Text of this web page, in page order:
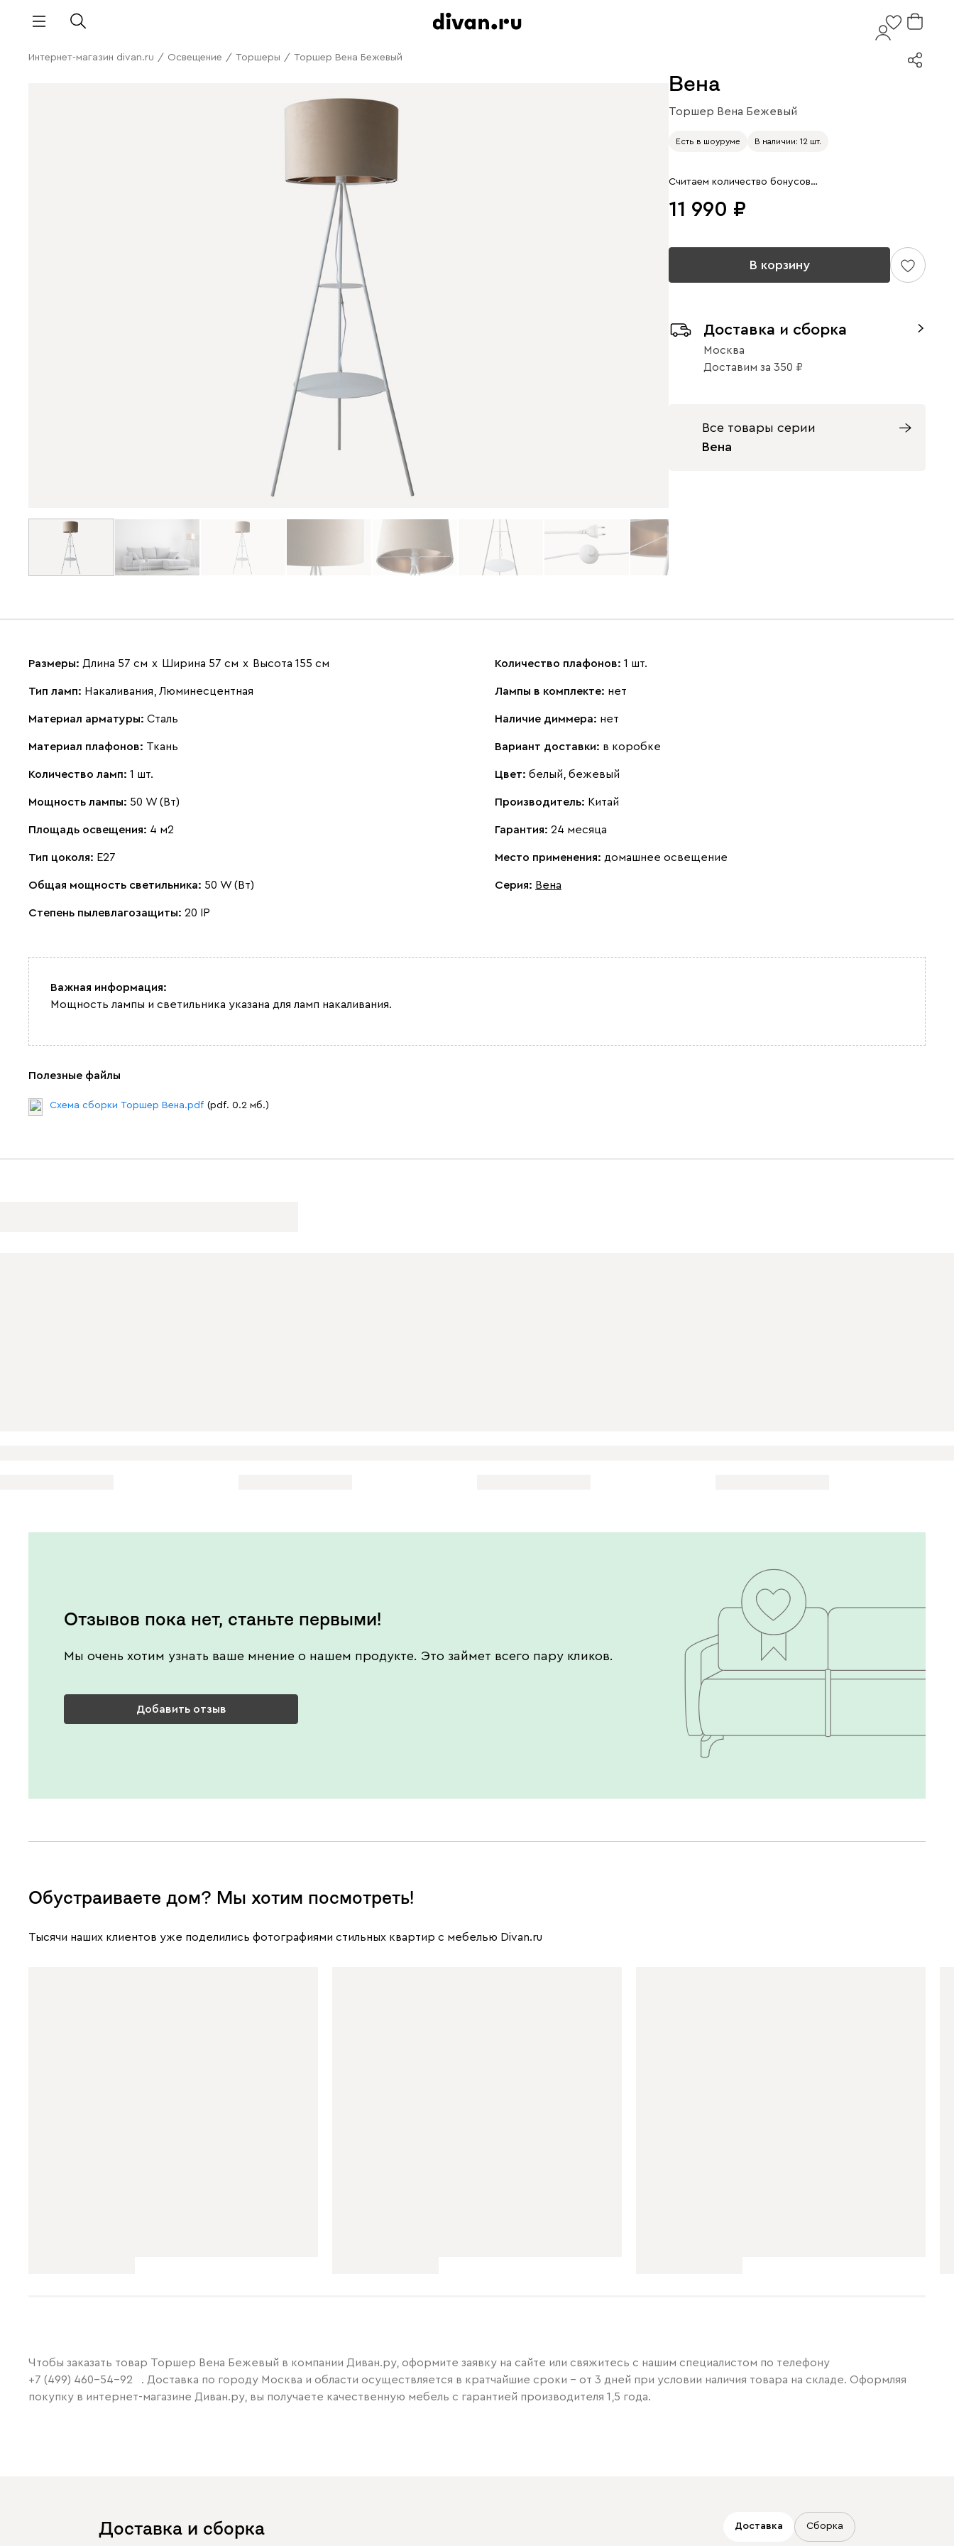
Интернет-магазин divan.ru / Освещение / Торшеры / Торшер Вена Бежевый
Вена
Торшер Вена Бежевый
Арт. 236095
Есть в шоуруме В наличии: 12 шт.
Считаем количество бонусов…
11 990
В корзину
Доставка и сборка
Москва
Доставим за 350
Все товары серии
Вена
Размеры: Длина 57 см х Ширина 57 см х Высота 155 см
Тип ламп: Накаливания, Люминесцентная
Материал арматуры: Сталь
Материал плафонов: Ткань
Количество ламп: 1 шт.
Мощность лампы: 50 W (Вт)
Площадь освещения: 4 м2
Тип цоколя: E27
Общая мощность светильника: 50 W (Вт)
Степень пылевлагозащиты: 20 IP
Количество плафонов: 1 шт.
Лампы в комплекте: нет
Наличие диммера: нет
Вариант доставки: в коробке
Цвет: белый, бежевый
Производитель: Китай
Гарантия: 24 месяца
Место применения: домашнее освещение
Серия: Вена
Важная информация:
Мощность лампы и светильника указана для ламп накаливания.
Полезные файлы
Схема сборки Торшер Вена.pdf (pdf. 0.2 мб.)
Отзывов пока нет, станьте первыми!
Мы очень хотим узнать ваше мнение о нашем продукте. Это займет всего пару кликов.
Добавить отзыв
Обустраиваете дом? Мы хотим посмотреть!
Тысячи наших клиентов уже поделились фотографиями стильных квартир с мебелью Divan.ru
Чтобы заказать товар Торшер Вена Бежевый в компании Диван.ру, оформите заявку на сайте или свяжитесь с нашим специалистом по телефону
+7 (499) 460-54-92
. Доставка по городу Москва и области осуществляется в кратчайшие сроки – от 3 дней при условии наличия товара на складе. Оформляя
покупку в интернет-магазине Диван.ру, вы получаете качественную мебель с гарантией производителя 1,5 года.
Доставка и сборка Доставка Сборка